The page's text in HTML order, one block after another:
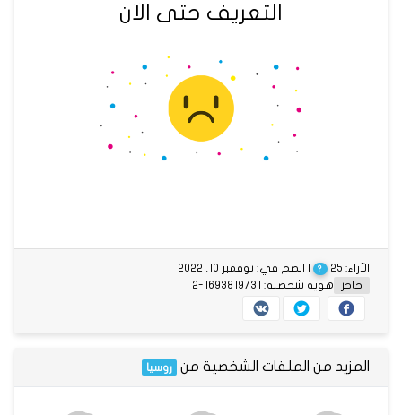
التعريف حتى الآن
الآراء: 25 ?
| انضم في: نوفمبر 10, 2022
هوية شخصية: 1693819731-2
حاجز
المزيد من الملفات الشخصية من روسيا